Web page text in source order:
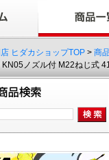
ヒダカショップTOP > 商
ノズル付 M22ねじ式